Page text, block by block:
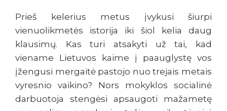
Prieš kelerius metus įvykusi šiurpi
vienuolikmetės istorija iki šiol kelia daug
klausimų. Kas turi atsakyti už tai, kad
viename Lietuvos kaime į paauglystę vos
įžengusi mergaitė pastojo nuo trejais metais
vyresnio vaikino? Nors mokyklos socialinė
darbuotoja stengėsi apsaugoti mažametę